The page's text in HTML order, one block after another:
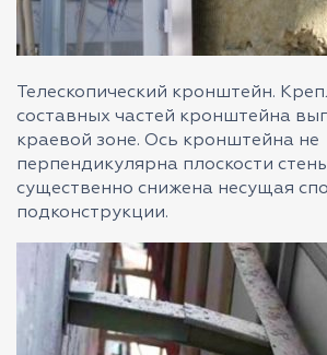
Телескопический кронштейн.
составных частей кронштейна
краевой зоне. Ось кронштейна не
перпендикулярна плоскости
существенно снижена несущая
подконструкции.